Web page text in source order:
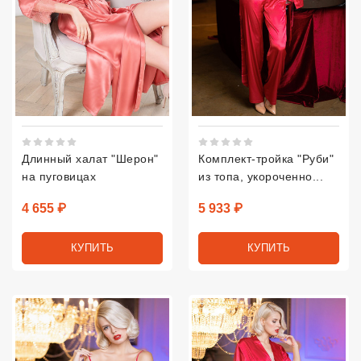
Длинный халат "Шерон"
на пуговицах
Цена
4 655 ₽
КУПИТЬ
Комплект-тройка "Руби"
из топа, укороченно...
Цена
5 933 ₽
КУПИТЬ